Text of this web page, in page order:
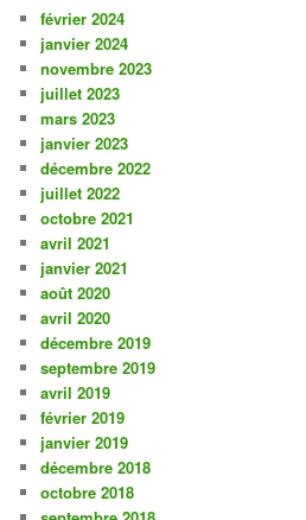
février 2024
janvier 2024
novembre 2023
juillet 2023
mars 2023
janvier 2023
décembre 2022
juillet 2022
octobre 2021
avril 2021
janvier 2021
août 2020
avril 2020
décembre 2019
septembre 2019
avril 2019
février 2019
janvier 2019
décembre 2018
octobre 2018